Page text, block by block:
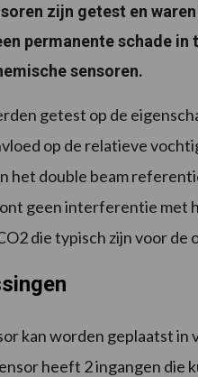
zijn getest en
permanente schade
sensoren.
getest op de
op de relatieve
het double beam
geen interferentie met
die typisch zijn voor de
kan worden geplaatst
heeft 2 ingangen die